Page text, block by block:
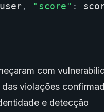
user, "score" :
com
violações
e detecção